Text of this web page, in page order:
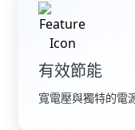
有效節能
寬電壓與獨特的電